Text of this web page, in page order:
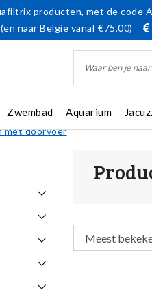
producten, met de code
naar België vanaf €75,00)
Zwembad Aquarium
met doorvoer